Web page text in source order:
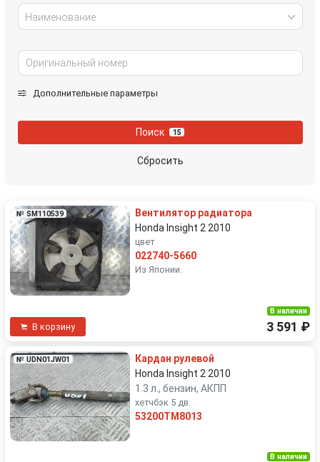
Наименование
Дополнительные параметры
Поиск 15
Сбросить
№ SM110539
Вентилятор радиатора
Honda Insight 2 2010
цвет
022740-5660
Из Японии.
В корзину
В наличии
3 591 ₽
№ UDN01JW01
Кардан рулевой
Honda Insight 2 2010
1.3 л., бензин, АКПП
хетчбэк 5 дв.
53200TM8013
В наличии